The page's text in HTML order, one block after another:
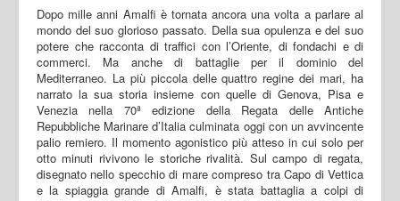
Dopo mille anni Amalfi è tornata ancora una volta a parlare al
mondo del suo glorioso passato. Della sua opulenza e del suo
potere che racconta di traffici con l’Oriente, di fondachi e di
commerci. Ma anche di battaglie per il dominio del
Mediterraneo. La più piccola delle quattro regine dei mari, ha
narrato la sua storia insieme con quelle di Genova, Pisa e
Venezia nella 70ª edizione della Regata delle Antiche
Repubbliche Marinare d’Italia culminata oggi con un avvincente
palio remiero. Il momento agonistico più atteso in cui solo per
otto minuti rivivono le storiche rivalità. Sul campo di regata,
disegnato nello specchio di mare compreso tra Capo di Vettica
e la spiaggia grande di Amalfi, è stata battaglia a colpi di